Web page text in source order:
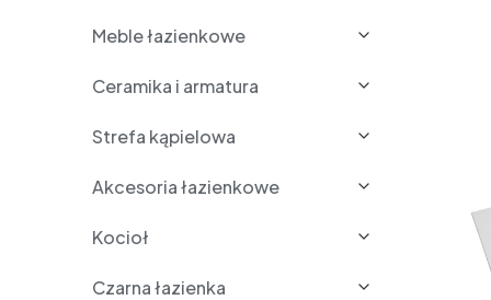
Meble łazienkowe
Ceramika i armatura
Strefa kąpielowa
Akcesoria łazienkowe
Kocioł
Czarna łazienka